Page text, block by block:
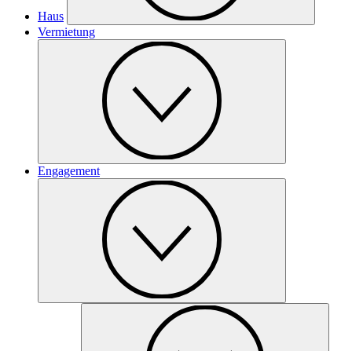
Haus
Vermietung
Engagement